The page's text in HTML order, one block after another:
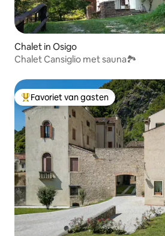
Chalet in Osigo
Chalet Cansiglio met sauna🏞️
Topfavoriet van gasten
Favoriet van gasten